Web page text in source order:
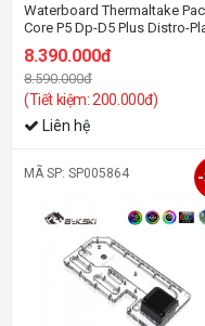
Waterboard Thermaltake
Core P5 Dp-D5 Plus Distro-
8.390.000đ
8.590.000đ
(Tiết kiệm: 200.000đ)
Liên hệ
MÃ SP: SP005864